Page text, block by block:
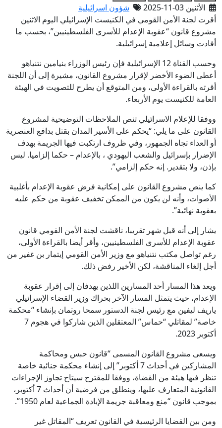
الأثنين 03-11-2025
شؤون اسرائيلية
أقرت لجنة الأمن القومي في الكنيست الإسرائيلي اليوم الاثنين
مشروع قانون “عقوبة الإعدام للأسرى الفلسطينيين”، بحسب ما
أفادت وسائل إعلامية إسرائيلية.
وحسب القناة 12 الإسرائيلية فإن رئيس الوزراء بنيامين نتنياهو
أعطى الضوء الأخضر لإقرار مشروع القانون، مشيرة إلى أن اللجنة
أقرته بالقراءة الأولى، ومن المتوقع أن يطرح للتصويت في الهيئة
العامة للكنيست يوم الأربعاء.
ووفقا للإعلام الاسرائيلي تنص الملاحظات التوضيحية لمشروع
القانون على ما يلي: “يحكم على الأسير المدان بقتل بدافع العنصرية
أو العداء تجاه الجمهور، وفي ظروف ارتكبت فيها الجريمة بهدف
الإضرار بإسرائيل والشعب اليهودي ، بالإعدام – حكما إلزاميا. ليس
بإذن، ولا بتقدير. إنه حكم إلزامي”.
كما ينص مشروع القانون على إمكانية فرض عقوبة الإعدام بأغلبية
الأصوات، وأنه لن يكون من الممكن تخفيف عقوبة من حكم عليه
بعقوبة نهائية”.
يشار إلى أنه قبل شهر تقريبا، ناقشت لجنة الأمن القومي قانون
عقوبة الإعدام للأسرى الفلسطينيين، وأقر أيضا بالقراءة الأولى،
رغم تواصل مكتب نتنياهو مع وزير الأمن القومي إيتمار بن غفير من
أجل إلغاء المناقشة، لكن الأخير رفض ذلك.
ويعد هذا المسار أحد المسارين اللذين يهدفان إلى إقرار عقوبة
الإعدام، حيث يتمثل المسار الآخر بحراك وزير القضاء الإسرائيلي
ياريف ليفين مع رئيس لجنة الدستور سمحا روتمان بإنشاء “محكمة
خاصة” لمقاتلي “حماس” المعتقلين الذين شاركوا في هجوم 7
أكتوبر 2023.
ويسعى مشروع القانون المسمى “قانون حبس ومحاكمة
المشاركين في أحداث 7 أكتوبر” إلى إنشاء محكمة جنائية خاصة
تنظر فيها هيئة من القضاة، ووفقا للمقترح سيتاح تجاوز الإجراءات
القانونية المتعارف عليها، وينطلق من فرضية أن أحداث 7 أكتوبر،
بموجب قانون “منع ومعاقبة جريمة الإبادة الجماعية لعام 1950”.
ومن بين القضايا الرئيسية في القانون تعريف “المقاتل غير